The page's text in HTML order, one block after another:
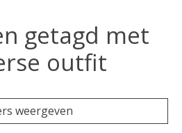
getagd met
outfit
weergeven